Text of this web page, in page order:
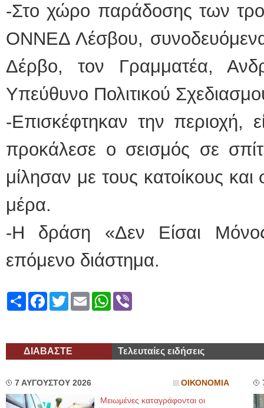
-Στο χώρο παράδοσης των
ΟΝΝΕΔ Λέσβου,
Δέρβο, τον Γραμματέα,
Υπεύθυνο Πολιτικού
-Επισκέφτηκαν την περιοχή,
προκάλεσε ο σεισμός σε
μίλησαν με τους κατοίκους
μέρα.
-Η δράση «Δεν Είσαι
επόμενο διάστημα.
ShareFacebook
TwitterEmailWhatsApp
ΔΙΑΒΑΣΤΕ Τελευταίες ειδήσεις
7 ΑΥΓΟΥΣΤΟΥ 2026 ΟΙΚΟΝΟΜΙΑ
Μειωμένες καταγράφονται οι